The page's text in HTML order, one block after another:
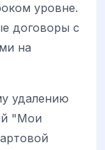
уровне.
договоры с
на
удалению
"Мои